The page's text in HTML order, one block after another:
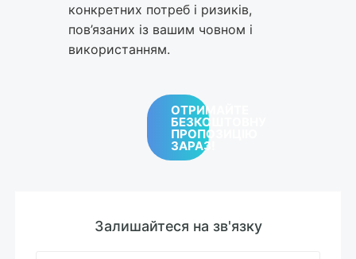
конкретних потреб і ризиків,
пов’язаних із вашим човном і
використанням.
ОТРИМАЙТЕ
БЕЗКОШТОВНУ
ПРОПОЗИЦІЮ
ЗАРАЗ!
Залишайтеся на зв'язку